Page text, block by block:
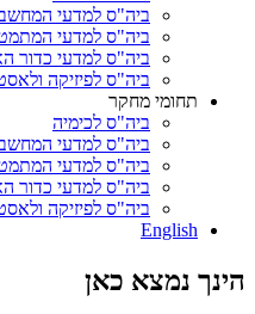
ביה"ס למדעי
ביה"ס למדעי
ביה"ס למדעי כדור
ביה"ס לפיזיקה
תחומי מחקר
ביה"ס לכימיה
ביה"ס למדעי
ביה"ס למדעי
ביה"ס למדעי כדור
ביה"ס לפיזיקה
English
הינך נמצא כאן